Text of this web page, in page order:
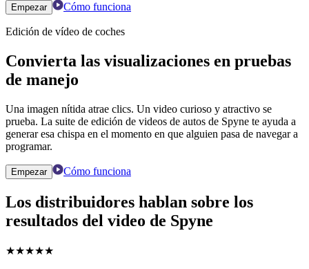
Empezar Cómo funciona
Edición de vídeo de coches
Convierta las visualizaciones en pruebas
de manejo
Una imagen nítida atrae clics. Un video curioso y atractivo se
prueba. La suite de edición de videos de autos de Spyne te ayuda a
generar esa chispa en el momento en que alguien pasa de navegar a
programar.
Empezar Cómo funciona
Los distribuidores hablan sobre los
resultados del video de Spyne
★★★★★